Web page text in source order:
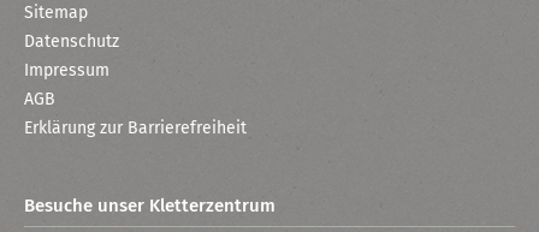
Sitemap
Datenschutz
Impressum
AGB
Erklärung zur Barrierefreiheit
Besuche unser Kletterzentrum